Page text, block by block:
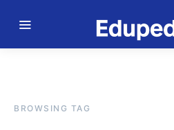
BROWSING TAG